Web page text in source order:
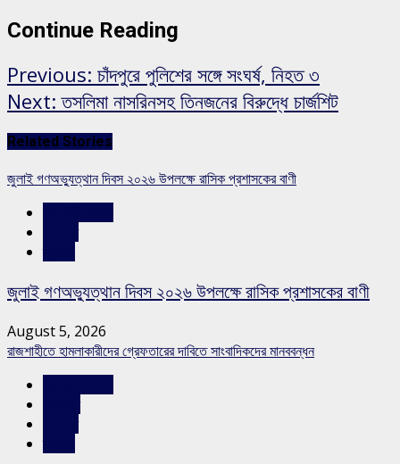
Continue Reading
Previous: চাঁদপুরে পুলিশের সঙ্গে সংঘর্ষ, নিহত ৩
Next: তসলিমা নাসরিনসহ তিনজনের বিরুদ্ধে চার্জশিট
Related Stories
জুলাই গণঅভ্যুত্থান দিবস ২০২৬ উপলক্ষে রাসিক প্রশাসকের বাণী
জুলাই গণঅভ্যুত্থান দিবস ২০২৬ উপলক্ষে রাসিক প্রশাসকের বাণী
August 5, 2026
রাজশাহীতে হামলাকারীদের গ্রেফতারের দাবিতে সাংবাদিকদের মানববন্ধন